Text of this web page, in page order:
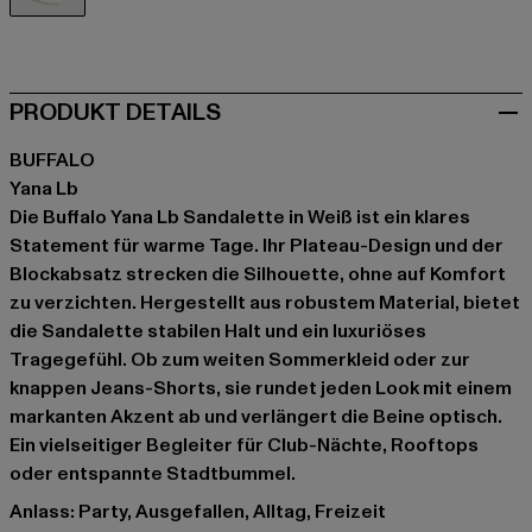
PRODUKT DETAILS
BUFFALO
Yana Lb
Die Buffalo Yana Lb Sandalette in Weiß ist ein klares
Statement für warme Tage. Ihr Plateau-Design und der
Blockabsatz strecken die Silhouette, ohne auf Komfort
zu verzichten. Hergestellt aus robustem Material, bietet
die Sandalette stabilen Halt und ein luxuriöses
Tragegefühl. Ob zum weiten Sommerkleid oder zur
knappen Jeans-Shorts, sie rundet jeden Look mit einem
markanten Akzent ab und verlängert die Beine optisch.
Ein vielseitiger Begleiter für Club-Nächte, Rooftops
oder entspannte Stadtbummel.
Anlass: Party, Ausgefallen, Alltag, Freizeit